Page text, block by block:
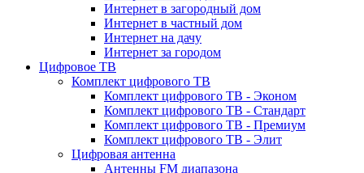
Интернет в загородный дом
Интернет в частный дом
Интернет на дачу
Интернет за городом
Цифровое ТВ
Комплект цифрового ТВ
Комплект цифрового ТВ - Эконом
Комплект цифрового ТВ - Стандарт
Комплект цифрового ТВ - Премиум
Комплект цифрового ТВ - Элит
Цифровая антенна
Антенны FM диапазона